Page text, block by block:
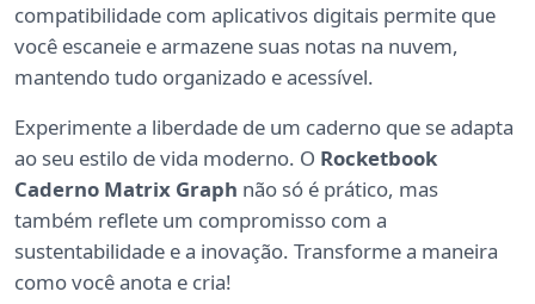
compatibilidade com aplicativos digitais permite que
você escaneie e armazene suas notas na nuvem,
mantendo tudo organizado e acessível.
Experimente a liberdade de um caderno que se adapta
ao seu estilo de vida moderno. O Rocketbook
Caderno Matrix Graph não só é prático, mas
também reflete um compromisso com a
sustentabilidade e a inovação. Transforme a maneira
como você anota e cria!